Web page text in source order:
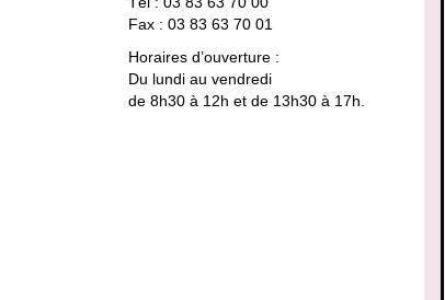
Fax : 03 83 63 70 01
Horaires d’ouverture :
Du lundi au vendredi
de 8h30 à 12h et de 13h30 à 17h.